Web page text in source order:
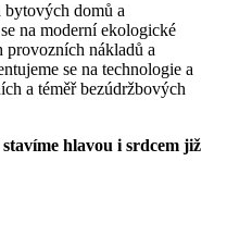
bytových domů a
na moderní ekologické
provozních nákladů a
se na technologie a
a téměř bezúdržbových
hlavou i srdcem již